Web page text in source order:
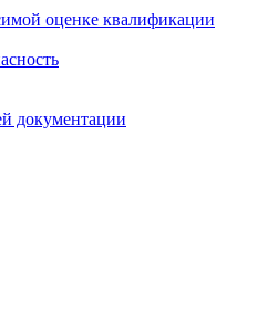
оценке квалификации
документации